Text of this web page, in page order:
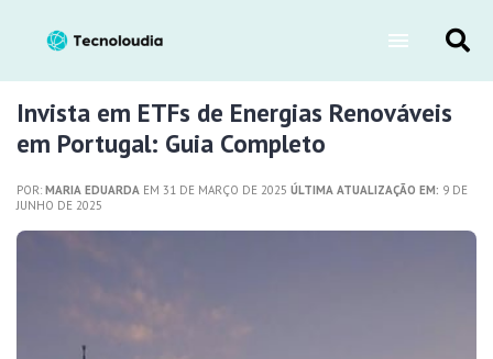
Invista em ETFs de Energias Renováveis
em Portugal: Guia Completo
POR: MARIA EDUARDA EM 31 DE MARÇO DE 2025 ÚLTIMA ATUALIZAÇÃO EM: 9 DE
JUNHO DE 2025